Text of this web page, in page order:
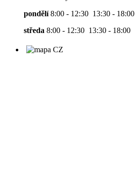
pondělí8:00 - 12:30 13:30 - 18:00
středa 8:00 - 12:30 13:30 - 18:00